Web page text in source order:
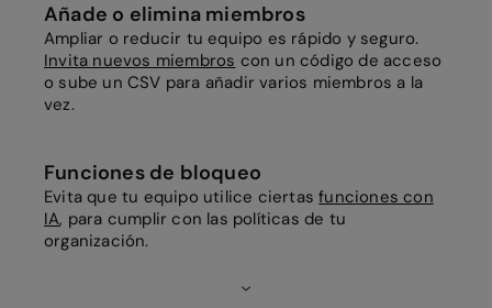
Añade o elimina miembros
Ampliar o reducir tu equipo es rápido y seguro.
Invita nuevos miembros con un código de acceso
o sube un CSV para añadir varios miembros a la
vez.
Funciones de bloqueo
Evita que tu equipo utilice ciertasfunciones con
IA, para cumplir con las políticas de tu
organización.